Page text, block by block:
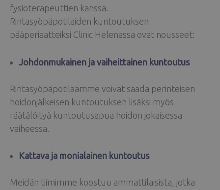
fysioterapeuttien kanssa.
Rintasyöpäpotilaiden kuntoutuksen
pääperiaatteiksi Clinic Helenassa ovat nousseet:
Johdonmukainen ja vaiheittainen kuntoutus
Rintasyöpäpotilaamme voivat saada perinteisen
hoidonjälkeisen kuntoutuksen lisäksi myös
räätälöityä kuntoutusapua hoidon jokaisessa
vaiheessa.
Kattava ja monialainen kuntoutus
Meidän tiimimme koostuu ammattilaisista, jotka